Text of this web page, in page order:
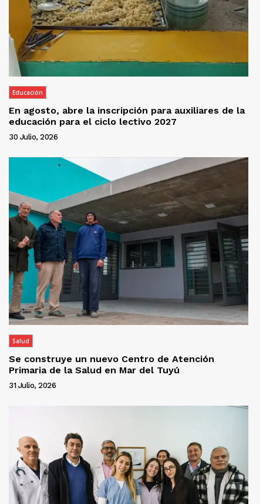
Educación
En agosto, abre la inscripción para auxiliares de la
educación para el ciclo lectivo 2027
30 Julio, 2026
Salud
Se construye un nuevo Centro de Atención
Primaria de la Salud en Mar del Tuyú
31 Julio, 2026